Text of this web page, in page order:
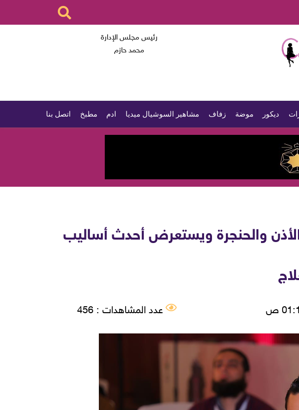
رئيس مجلس الإدارة
محمد حازم
ديكور موضة زفاف مشاهير السوشيال ميديا ادم مطبخ اتصل بنا
والحنجرة ويستعرض أحدث أساليب
ص عدد المشاهدات : 456